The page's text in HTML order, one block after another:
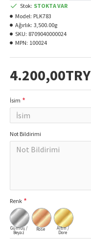
4.200,00TRY
Stok: STOKTA VAR
Model: PLK783
Ağırlık: 3,500.00g
SKU: 8709040000024
MPN: 100024
İsim
Not Bildirimi
Renk
Gümüş /
Beyaz
Rose
Altın /
Dore